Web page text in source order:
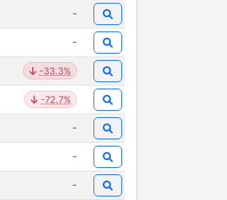
-
-
-33.3%
-72.7%
-
-
-